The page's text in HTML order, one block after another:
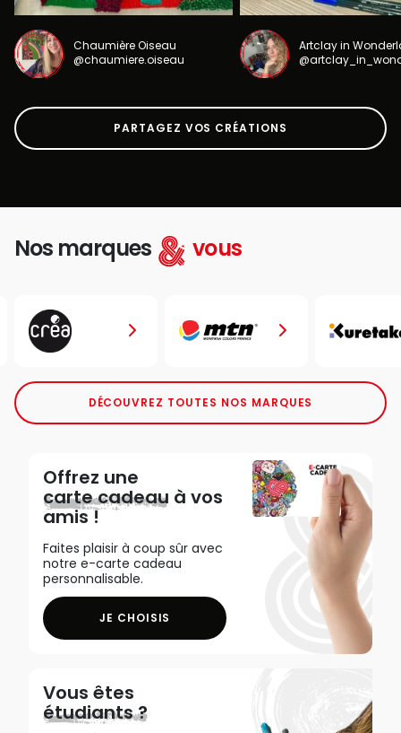
Chaumière Oiseau
@chaumiere.oiseau
Artclay in
PARTAGEZ VOS CRÉATIONS
Nos marques vous
DÉCOUVREZ TOUTES NOS MARQUES
Offrez une
carte cadeau à vos
amis !
Faites plaisir à coup sûr avec
notre e-carte cadeau
personnalisable.
JE CHOISIS
Vous êtes
étudiants ?